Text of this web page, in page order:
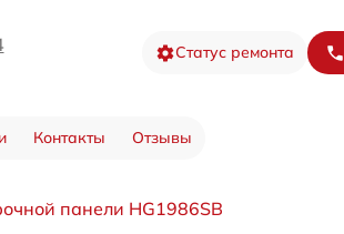
Статус ремонта
Контакты Отзывы
панели HG1986SB